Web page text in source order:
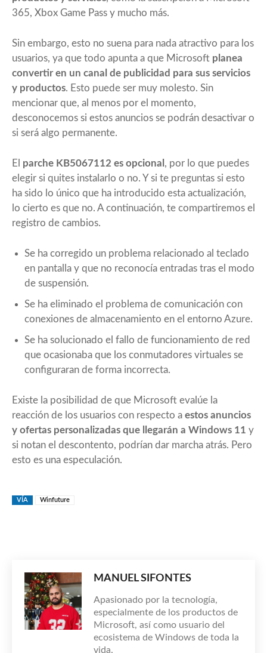
365, Xbox Game Pass y mucho más.
Sin embargo, esto no suena para nada atractivo para los
usuarios, ya que todo apunta a que Microsoft planea
convertir en un canal de publicidad para sus servicios
y productos. Esto puede ser muy molesto. Sin
mencionar que, al menos por el momento,
desconocemos si estos anuncios se podrán desactivar o
si será algo permanente.
El parche KB5067112 es opcional , por lo que puedes
elegir si quites instalarlo o no. Y si te preguntas si esto
ha sido lo único que ha introducido esta actualización,
lo cierto es que no. A continuación, te compartiremos el
registro de cambios.
Se ha corregido un problema relacionado al teclado
en pantalla y que no reconocía entradas tras el modo
de suspensión.
Se ha eliminado el problema de comunicación con
conexiones de almacenamiento en el entorno Azure.
Se ha solucionado el fallo de funcionamiento de red
que ocasionaba que los conmutadores virtuales se
configuraran de forma incorrecta.
Existe la posibilidad de que Microsoft evalúe la
reacción de los usuarios con respecto a estos anuncios
y ofertas personalizadas que llegarán a Windows 11 y
si notan el descontento, podrían dar marcha atrás. Pero
esto es una especulación.
VÍA Winfuture
MANUEL SIFONTES
Apasionado por la tecnología,
especialmente de los productos de
Microsoft, así como usuario del
ecosistema de Windows de toda la
vida.